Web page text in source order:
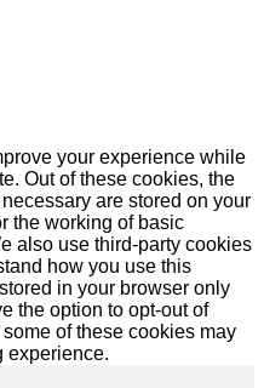
your experience while
Out of these cookies, the
are stored on your
the working of basic
also use third-party cookies
how you use this
in your browser only
the option to opt-out of
of these cookies may
experience.